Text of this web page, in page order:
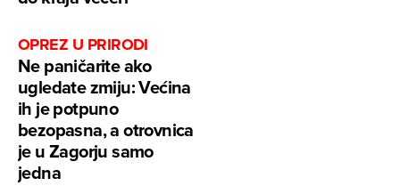
OPREZ U PRIRODI
Ne paničarite ako
ugledate zmiju: Većina
ih je potpuno
bezopasna, a otrovnica
je u Zagorju samo
jedna